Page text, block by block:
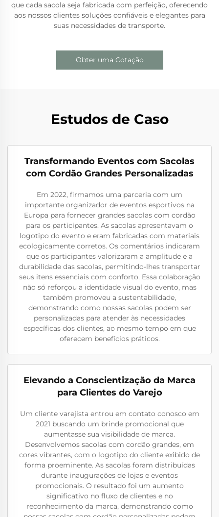
que cada sacola seja fabricada com perfeição, oferecendo
aos nossos clientes soluções confiáveis e elegantes para
suas necessidades de transporte.
Obter uma Cotação
Estudos de Caso
Transformando Eventos com Sacolas
com Cordão Grandes Personalizadas
Em 2022, firmamos uma parceria com um
importante organizador de eventos esportivos na
Europa para fornecer grandes sacolas com cordão
para os participantes. As sacolas apresentavam o
logotipo do evento e eram fabricadas com materiais
ecologicamente corretos. Os comentários indicaram
que os participantes valorizaram a amplitude e a
durabilidade das sacolas, permitindo-lhes transportar
seus itens essenciais com conforto. Essa colaboração
não só reforçou a identidade visual do evento, mas
também promoveu a sustentabilidade,
demonstrando como nossas sacolas podem ser
personalizadas para atender às necessidades
específicas dos clientes, ao mesmo tempo em que
oferecem benefícios práticos.
Elevando a Conscientização da Marca
para Clientes do Varejo
Um cliente varejista entrou em contato conosco em
2021 buscando um brinde promocional que
aumentasse sua visibilidade de marca.
Desenvolvemos sacolas com cordão grandes, em
cores vibrantes, com o logotipo do cliente exibido de
forma proeminente. As sacolas foram distribuídas
durante inaugurações de lojas e eventos
promocionais. O resultado foi um aumento
significativo no fluxo de clientes e no
reconhecimento da marca, demonstrando como